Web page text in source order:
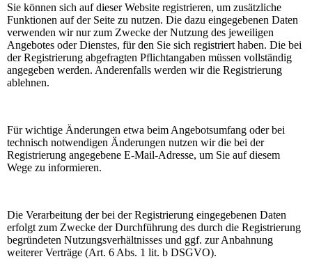
Sie können sich auf dieser Website registrieren, um zusätzliche
Funktionen auf der Seite zu nutzen. Die dazu eingegebenen Daten
verwenden wir nur zum Zwecke der Nutzung des jeweiligen
Angebotes oder Dienstes, für den Sie sich registriert haben. Die bei
der Registrierung abgefragten Pflichtangaben müssen vollständig
angegeben werden. Anderenfalls werden wir die Registrierung
ablehnen.
Für wichtige Änderungen etwa beim Angebotsumfang oder bei
technisch notwendigen Änderungen nutzen wir die bei der
Registrierung angegebene E-Mail-Adresse, um Sie auf diesem
Wege zu informieren.
Die Verarbeitung der bei der Registrierung eingegebenen Daten
erfolgt zum Zwecke der Durchführung des durch die Registrierung
begründeten Nutzungsverhältnisses und ggf. zur Anbahnung
weiterer Verträge (Art. 6 Abs. 1 lit. b DSGVO).